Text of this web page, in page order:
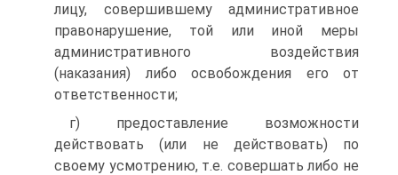
лицу, совершившему административное
правонарушение, той или иной меры
административного воздействия
(наказания) либо освобождения его от
ответственности;
г) предоставление возможности
действовать (или не действовать) по
своему усмотрению, т.е. совершать либо не